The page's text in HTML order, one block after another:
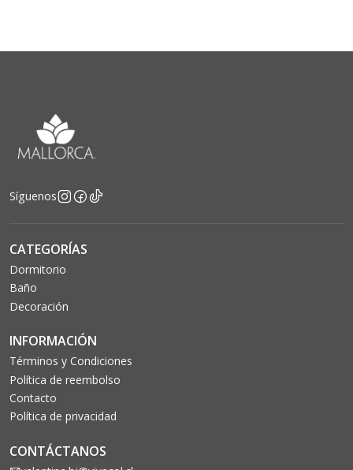
Síguenos
CATEGORÍAS
Dormitorio
Baño
Decoración
INFORMACIÓN
Términos y Condiciones
Política de reembolso
Contacto
Política de privacidad
CONTÁCTANOS